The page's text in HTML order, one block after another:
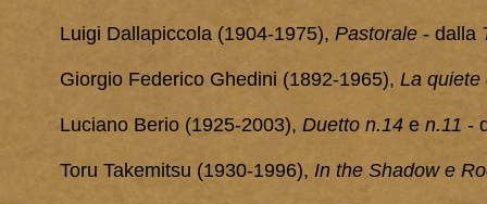
Luigi Dallapiccola (1904-1975), Pastorale - dalla
Giorgio Federico Ghedini (1892-1965), La quiete
Luciano Berio (1925-2003), Duetto n.14 e n.11 -
Toru Takemitsu (1930-1996), In the Shadow e